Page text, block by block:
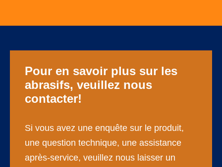
Pour en savoir plus sur les
abrasifs, veuillez nous
contacter!
Si vous avez une enquête sur le produit,
une question technique, une assistance
après-service, veuillez nous laisser un